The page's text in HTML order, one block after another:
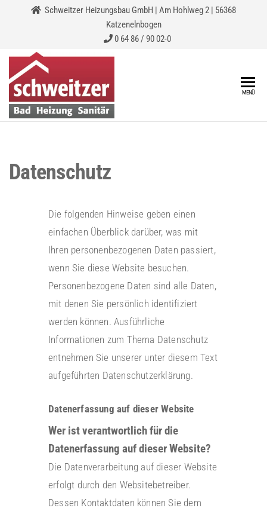
Schweitzer Heizungsbau GmbH | Am Hohlweg 2 | 56368
Katzenelnbogen
0 64 86 / 90 02-0
MENÜ
Datenschutz
Die folgenden Hinweise geben einen
einfachen Überblick darüber, was mit
Ihren personenbezogenen Daten passiert,
wenn Sie diese Website besuchen.
Personenbezogene Daten sind alle Daten,
mit denen Sie persönlich identifiziert
werden können. Ausführliche
Informationen zum Thema Datenschutz
entnehmen Sie unserer unter diesem Text
aufgeführten Datenschutzerklärung.
Datenerfassung auf dieser Website
Wer ist verantwortlich für die
Datenerfassung auf dieser Website?
Die Datenverarbeitung auf dieser Website
erfolgt durch den Websitebetreiber.
Dessen Kontaktdaten können Sie dem